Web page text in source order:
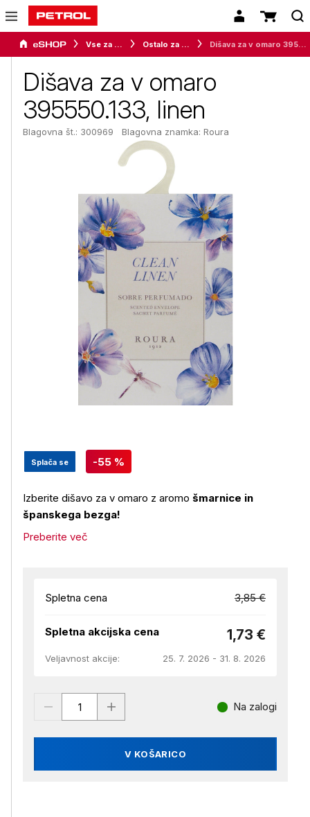
Vse za dom Ostalo za dom
Dišava za v omaro
395550.133, linen
Blagovna št.: 300969 Blagovna znamka: Roura
Splača se -55 %
Izberite dišavo za v omaro z aromo šmarnice in
španskega bezga!
Preberite več
Spletna cena 3,85 €
Spletna akcijska cena 1,73 €
Veljavnost akcije: 25. 7. 2026 - 31. 8. 2026
V KOŠARICO
Na zalogi